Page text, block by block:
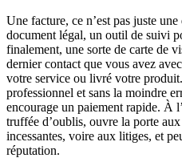
Une facture, ce n’est pas juste
document légal, un outil de suivi
finalement, une sorte de carte de
dernier contact que vous avez
votre service ou livré votre
professionnel et sans la moindre
encourage un paiement rapide. À
truffée d’oublis, ouvre la porte
incessantes, voire aux litiges, et
réputation.